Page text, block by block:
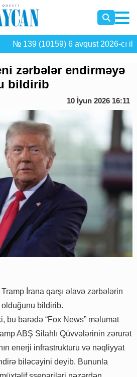
№ 139 (10159) 6 avqust 2026-cı il
zərbələr endirməyə
bildirib
10 İyun 2026 16:11
İrana qarşı əlavə zərbələrin
bildirib.
bu barədə “Fox News” məlumat
ABŞ Silahlı Qüvvələrinin zərurət
enerji infrastrukturu və nəqliyyat
biləcəyini deyib. Bununla